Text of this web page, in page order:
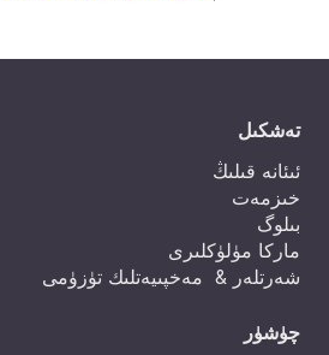
تەشكىل
ئىئانە قىلىڭ
خىزمەت
بىلوگ
ماركا مۈلۈكلىرى
شەرتلەر & مەخپىيەتلىك تۈزۈمى
چۈشۈر